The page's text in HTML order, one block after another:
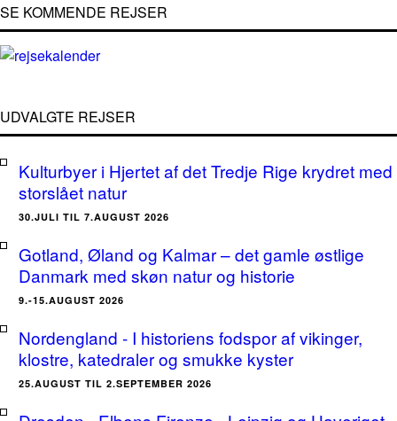
SE KOMMENDE REJSER
UDVALGTE REJSER
Kulturbyer i Hjertet af det Tredje Rige krydret med
storslået natur
30.JULI TIL 7.AUGUST 2026
Gotland, Øland og Kalmar – det gamle østlige
Danmark med skøn natur og historie
9.-15.AUGUST 2026
Nordengland - I historiens fodspor af vikinger,
klostre, katedraler og smukke kyster
25.AUGUST TIL 2.SEPTEMBER 2026